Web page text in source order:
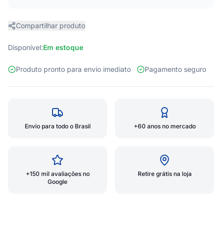
Compartilhar produto
Disponível:Em estoque
Produto pronto para envio imediato Pagamento seguro
Envio para todo o Brasil +60 anos no mercado
+150 mil avaliações no
Google
Retire grátis na loja